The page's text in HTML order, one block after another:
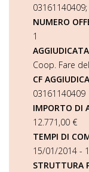
NUMERO
1
Coop. Fare
CF
03161140409
IMPORTO DI
12.771,00 €
TEMPI DI
15/01/2014 -
STRUTTURA